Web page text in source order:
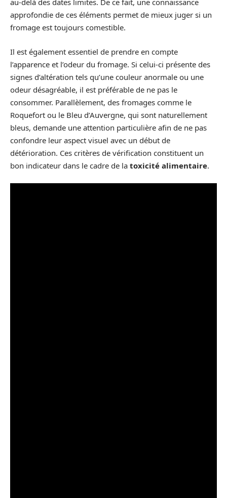
au-delà des dates limites. De ce fait, une connaissance
approfondie de ces éléments permet de mieux juger si un
fromage est toujours comestible.
Il est également essentiel de prendre en compte
l’apparence et l’odeur du fromage. Si celui-ci présente des
signes d’altération tels qu’une couleur anormale ou une
odeur désagréable, il est préférable de ne pas le
consommer. Parallèlement, des fromages comme le
Roquefort ou le Bleu d’Auvergne, qui sont naturellement
bleus, demande une attention particulière afin de ne pas
confondre leur aspect visuel avec un début de
détérioration. Ces critères de vérification constituent un
bon indicateur dans le cadre de la toxicité alimentaire.